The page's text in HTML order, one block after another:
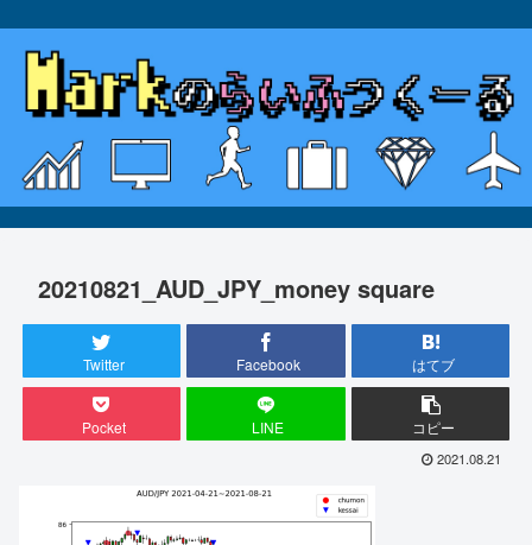
20210821_AUD_JPY_money square
Twitter Facebook はてブ
Pocket LINE コピー
2021.08.21